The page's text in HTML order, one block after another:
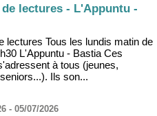
lectures - L'Appuntu -
lectures Tous les lundis matin de
L'Appuntu - Bastia Ces
à tous (jeunes,
Ils son...
- 05/07/2026